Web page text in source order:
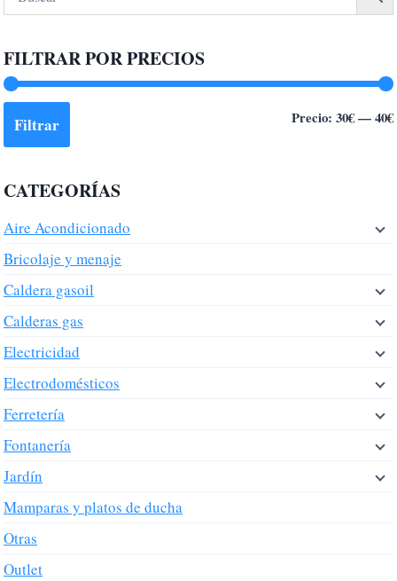
FILTRAR POR PRECIOS
Filtrar Precio: 30€—40€
CATEGORÍAS
Aire Acondicionado
Bricolaje y menaje
Caldera gasoil
Calderas gas
Electricidad
Electrodomésticos
Ferretería
Fontanería
Jardín
Mamparas y platos de ducha
Otras
Outlet